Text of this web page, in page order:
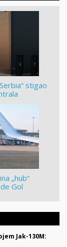
stigao
„hub“
Gol
Jak-130M: